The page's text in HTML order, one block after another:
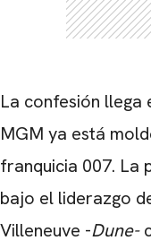
La confesión llega
MGM ya está
franquicia 007. La
bajo el liderazgo
Villeneuve -Dune-